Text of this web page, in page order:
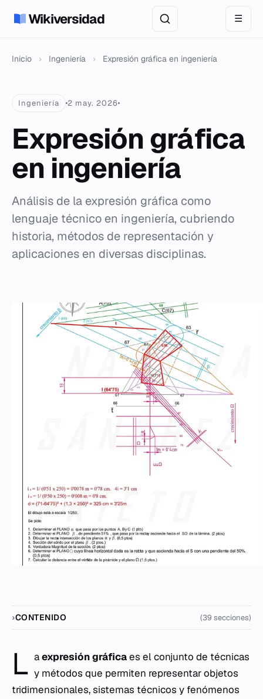
Wikiversidad ☰
Inicio › Ingeniería › Expresión gráfica en ingeniería
Ingeniería 2 may. 2026
Expresión gráfica
en ingeniería
Análisis de la expresión gráfica como
lenguaje técnico en ingeniería, cubriendo
historia, métodos de representación y
aplicaciones en diversas disciplinas.
CONTENIDO (39 secciones)
L aexpresión gráficaes el conjunto de técnicas
y métodos que permiten representar objetos
tridimensionales, sistemas técnicos y fenómenos